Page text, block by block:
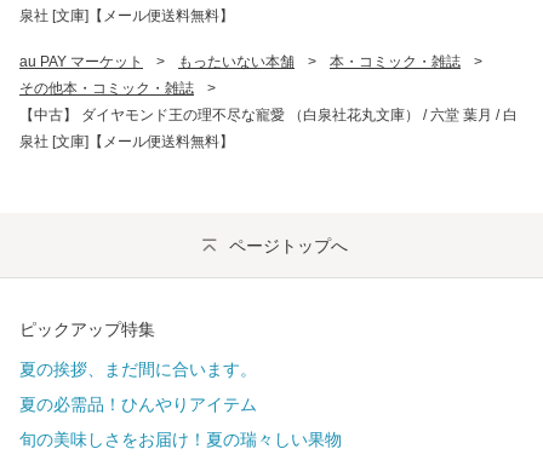
泉社 [文庫]【メール便送料無料】
au PAY マーケット > もったいない本舗 > 本・コミック・雑誌
>
その他本・コミック・雑誌
>
【中古】 ダイヤモンド王の理不尽な寵愛 （白泉社花丸文庫） / 六堂 葉月 / 白
泉社 [文庫]【メール便送料無料】
ページトップへ
ピックアップ特集
夏の挨拶、まだ間に合います。
夏の必需品！ひんやりアイテム
旬の美味しさをお届け！夏の瑞々しい果物